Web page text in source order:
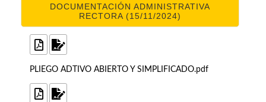
DOCUMENTACIÓN ADMINISTRATIVA
RECTORA (15/11/2024)
PLIEGO ADTIVO ABIERTO Y SIMPLIFICADO.pdf